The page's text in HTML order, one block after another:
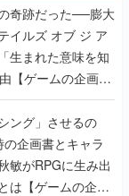
奇跡だった──膨大
イルズ オブ ジ ア
生まれた意味を知
【ゲームの企画
ング」させるの
企画書とキャラ
敏がRPGに生み出
は【ゲームの企画